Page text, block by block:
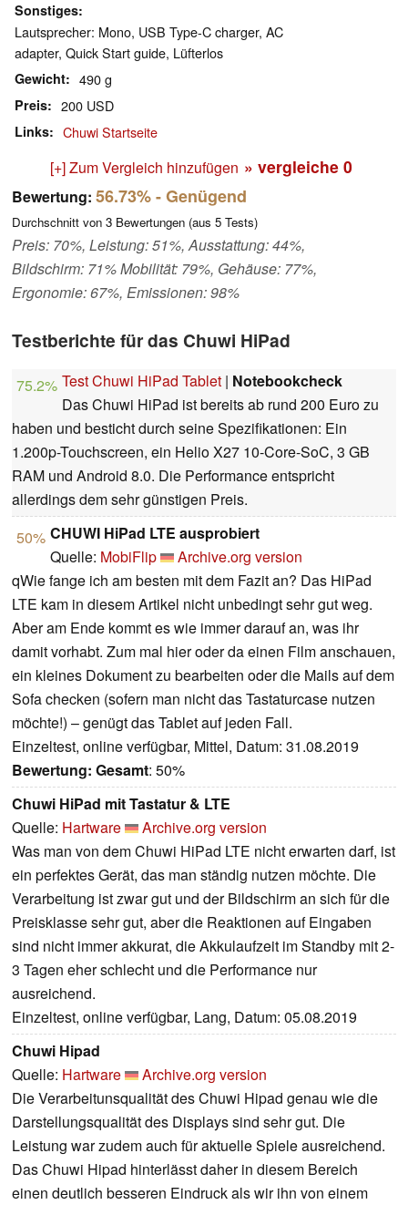
Sonstiges
Lautsprecher: Mono, USB Type-C charger, AC
adapter, Quick Start guide, Lüfterlos
Gewicht 490 g
Preis 200 USD
Links Chuwi Startseite
[+] Zum Vergleich hinzufügen » vergleiche 0
Bewertung: 56.73%- Genügend
Durchschnitt von 3 Bewertungen (aus 5 Tests)
Preis: 70%, Leistung: 51%, Ausstattung: 44%,
Bildschirm: 71% Mobilität: 79%, Gehäuse: 77%,
Ergonomie: 67%, Emissionen: 98%
Testberichte für das Chuwi HiPad
75.2% Test Chuwi HiPad Tablet | Notebookcheck
Das Chuwi HiPad ist bereits ab rund 200 Euro zu
haben und besticht durch seine Spezifikationen: Ein
1.200p-Touchscreen, ein Helio X27 10-Core-SoC, 3 GB
RAM und Android 8.0. Die Performance entspricht
allerdings dem sehr günstigen Preis.
50% CHUWI HiPad LTE ausprobiert
Quelle: MobiFlip
Archive.org version
qWie fange ich am besten mit dem Fazit an? Das HiPad
LTE kam in diesem Artikel nicht unbedingt sehr gut weg.
Aber am Ende kommt es wie immer darauf an, was ihr
damit vorhabt. Zum mal hier oder da einen Film anschauen,
ein kleines Dokument zu bearbeiten oder die Mails auf dem
Sofa checken (sofern man nicht das Tastaturcase nutzen
möchte!) – genügt das Tablet auf jeden Fall.
Einzeltest, online verfügbar, Mittel, Datum: 31.08.2019
Bewertung: Gesamt: 50%
Chuwi HiPad mit Tastatur & LTE
Quelle: Hartware
Archive.org version
Was man von dem Chuwi HiPad LTE nicht erwarten darf, ist
ein perfektes Gerät, das man ständig nutzen möchte. Die
Verarbeitung ist zwar gut und der Bildschirm an sich für die
Preisklasse sehr gut, aber die Reaktionen auf Eingaben
sind nicht immer akkurat, die Akkulaufzeit im Standby mit 2-
3 Tagen eher schlecht und die Performance nur
ausreichend.
Einzeltest, online verfügbar, Lang, Datum: 05.08.2019
Chuwi Hipad
Quelle: Hartware
Archive.org version
Die Verarbeitunsqualität des Chuwi Hipad genau wie die
Darstellungsqualität des Displays sind sehr gut. Die
Leistung war zudem auch für aktuelle Spiele ausreichend.
Das Chuwi Hipad hinterlässt daher in diesem Bereich
einen deutlich besseren Eindruck als wir ihn von einem